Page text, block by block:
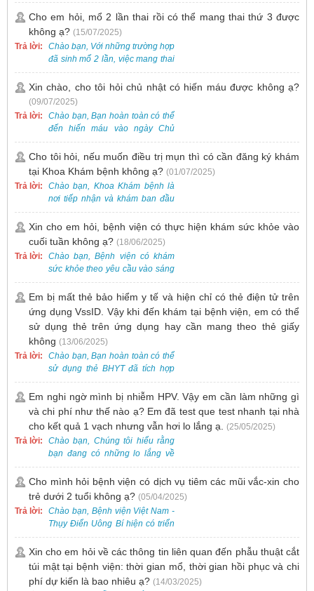
0988 270 115. Nếu cần hỗ trợ
thêm, vui lòng liên hệ qua Zalo
hoặc Fanpage Bệnh viện Việt
Nam - Thụy Điển Uông Bí.
theo từng đợt, không phải lúc
nào cũng có sẵn.
Cho em hỏi, mổ 2 lần thai rồi có thể mang thai thứ 3 được
không ạ? (15/07/2025)
Trả lời:
Chào bạn, Với những trường hợp
đã sinh mổ 2 lần, việc mang thai
lần 3 vẫn có thể thực hiện được.
Tại Bệnh viện, chúng tôi đã tiếp
nhận và hỗ trợ nhiều thai phụ có
nhu cầu tương tự.
Xin chào, cho tôi hỏi chủ nhật có hiến máu được không ạ?
(09/07/2025)
Trả lời:
Chào bạn, Bạn hoàn toàn có thể
đến hiến máu vào ngày Chủ
Nhật.
Cho tôi hỏi, nếu muốn điều trị mụn thì có cần đăng ký khám
tại Khoa Khám bệnh không ạ? (01/07/2025)
Trả lời:
Chào bạn, Khoa Khám bệnh là
nơi tiếp nhận và khám ban đầu
cho tất cả các trường hợp, bao
gồm cả điều trị mụn. Vì vậy, bạn
cần đăng ký khám tại Khoa
Khám bệnh trước.
Xin cho em hỏi, bệnh viện có thực hiện khám sức khỏe vào
cuối tuần không ạ? (18/06/2025)
Trả lời:
Chào bạn, Bệnh viện có khám
sức khỏe theo yêu cầu vào sáng
thứ Bảy. Nếu bạn có nhu cầu, vui
lòng đặt lịch trước để được sắp
xếp thời gian phù hợp.
Em bị mất thẻ bảo hiểm y tế và hiện chỉ có thẻ điện tử trên
ứng dụng VssID. Vậy khi đến khám tại bệnh viện, em có thể
sử dụng thẻ trên ứng dụng hay cần mang theo thẻ giấy
không (13/06/2025)
Trả lời:
Chào bạn, Bạn hoàn toàn có thể
sử dụng thẻ BHYT đã tích hợp
trên ứng dụng VssID khi đến
khám và không cần mang theo
thẻ giấy.
Em nghi ngờ mình bị nhiễm HPV. Vậy em cần làm những gì
và chi phí như thế nào ạ? Em đã test que test nhanh tại nhà
cho kết quả 1 vạch nhưng vẫn hơi lo lắng ạ. (25/05/2025)
Trả lời:
Chào bạn, Chúng tôi hiểu rằng
bạn đang có những lo lắng về
nguy cơ nhiễm HPV. Tại Bệnh
viện Việt Nam - Thụy Điển Uông
Bí, chúng tôi cung cấp các dịch
vụ thăm khám và xét nghiệm
chuyên sâu để phát hiện sớm
HPV và tầm soát ung thư cổ tử
Cho mình hỏi bệnh viện có dịch vụ tiêm các mũi vắc-xin cho
trẻ dưới 2 tuổi không ạ? (05/04/2025)
Trả lời:
Chào bạn, Bệnh viện Việt Nam -
Thụy Điển Uông Bí hiện có triển
khai dịch vụ tiêm vắc-xin cho trẻ
dưới 2 tuổi.
Xin cho em hỏi về các thông tin liên quan đến phẫu thuật cắt
túi mật tại bệnh viện: thời gian mổ, thời gian hồi phục và chi
phí dự kiến là bao nhiêu ạ? (14/03/2025)